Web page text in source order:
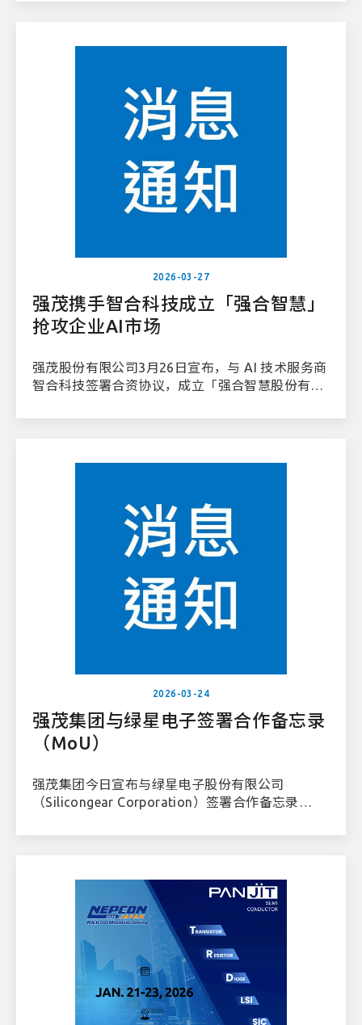
2026-03-27
强茂携手智合科技成立「强合智慧」
抢攻企业AI市场
强茂股份有限公司3月26日宣布，与 AI 技术服务商
智合科技签署合资协议，成立「强合智慧股份有限
场，初期锁定半导体智能制造领域。
2026-03-24
强茂集团与绿星电子签署合作备忘录
（MoU）
强茂集团今日宣布与绿星电子股份有限公司
（Silicongear Corporation）签署合作备忘录